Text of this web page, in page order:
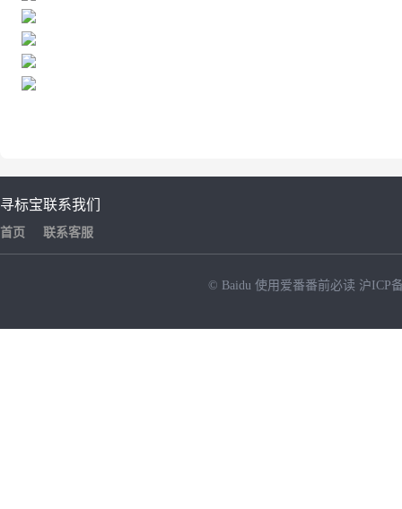
寻标宝
首页
联系我们
联系客服
© Baidu 使用爱番番前必读 沪ICP